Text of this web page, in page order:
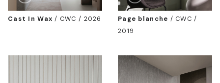
Cast In Wax / CWC / 2026 Page blanche /CWC /
2019